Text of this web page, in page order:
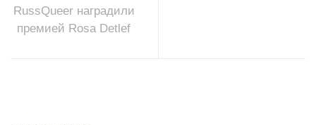
RussQueer наградили
премией Rosa Detlef